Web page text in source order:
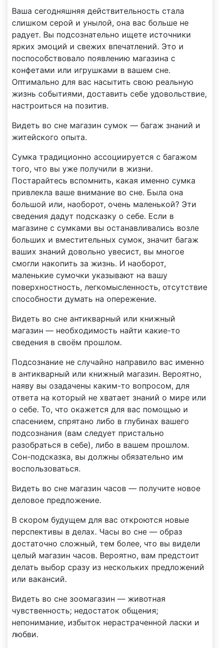
Ваша сегодняшняя действительность стала
слишком серой и унылой, она вас больше не
радует. Вы подсознательно ищете источники
ярких эмоций и свежих впечатлений. Это и
поспособствовало появлению магазина с
конфетами или игрушками в вашем сне.
Оптимально для вас насытить свою реальную
жизнь событиями, доставить себе удовольствие,
настроиться на позитив.
Видеть во сне магазин сумок — багаж знаний и
житейского опыта.
Сумка традиционно ассоциируется с багажом
того, что вы уже получили в жизни.
Постарайтесь вспомнить, какая именно сумка
привлекла ваше внимание во сне. Была она
большой или, наоборот, очень маленькой? Эти
сведения дадут подсказку о себе. Если в
магазине с сумками вы останавливались возле
больших и вместительных сумок, значит багаж
ваших знаний довольно увесист, вы многое
смогли накопить за жизнь. И наоборот,
маленькие сумочки указывают на вашу
поверхностность, легкомысленность, отсутствие
способности думать на опережение.
Видеть во сне антикварный или книжный
магазин — необходимость найти какие-то
сведения в своём прошлом.
Подсознание не случайно направило вас именно
в антикварный или книжный магазин. Вероятно,
наяву вы озадачены каким-то вопросом, для
ответа на который не хватает знаний о мире или
о себе. То, что окажется для вас помощью и
спасением, спрятано либо в глубинах вашего
подсознания (вам следует пристально
разобраться в себе), либо в вашем прошлом.
Сон-подсказка, вы должны обязательно им
воспользоваться.
Видеть во сне магазин часов — получите новое
деловое предложение.
В скором будущем для вас откроются новые
перспективы в делах. Часы во сне — образ
достаточно сложный, тем более, что вы видели
целый магазин часов. Вероятно, вам предстоит
делать выбор сразу из нескольких предложений
или вакансий.
Видеть во сне зоомагазин — животная
чувственность; недостаток общения;
непонимание, избыток нерастраченной ласки и
любви.